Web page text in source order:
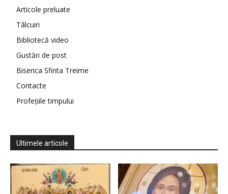
Articole preluate
Tâlcuiri
Bibliotecă video
Gustări de post
Biserica Sfinta Treime
Contacte
Profețiile timpului
Ultimele articole